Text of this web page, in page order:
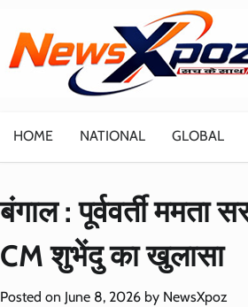
content
HOME NATIONAL GLOBAL
बंगाल : पूर्ववर्ती ममता
CM शुभेंदु का खुलासा
Posted on June 8, 2026 by NewsXpoz